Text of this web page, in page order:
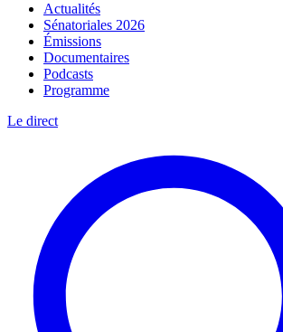
Actualités
Sénatoriales 2026
Émissions
Documentaires
Podcasts
Programme
Le direct